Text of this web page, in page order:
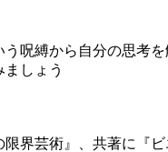
呪縛から自分の思考
ましょう
界芸術』、共著に『